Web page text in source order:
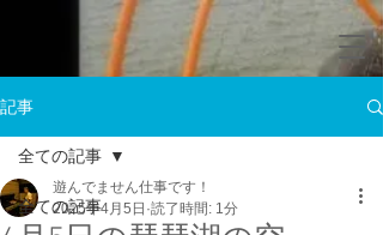
記事
全ての記事
全ての記事
遊んでません仕事です！
2025年4月5日 読了時間: 1分